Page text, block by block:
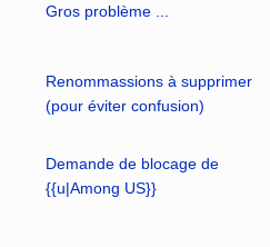
Gros problème ...
Renommassions à supprimer
(pour éviter confusion)
Demande de blocage de
{{u|Among US}}